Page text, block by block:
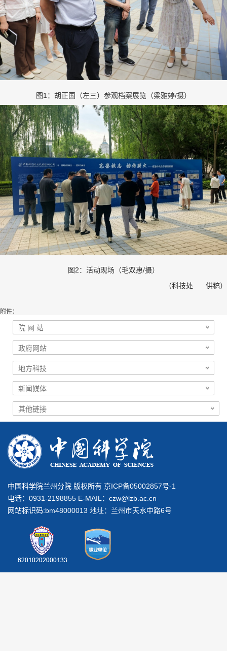
图1 ：胡正国（左三）参观档案展览（梁雅婷/摄）
图2：活动现场（毛双惠/摄）
（科技处 供稿）
附件：
中国科学院兰州分院 版权所有 京ICP备05002857号-1
电话：0931-2198855 E-MAIL： czw@lzb.ac.cn
网站标识码:bm48000013 地址：兰州市天水中路6号